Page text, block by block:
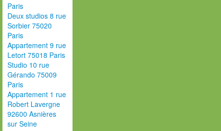
Paris
Deux studios 8 rue
Sorbier 75020
Paris
Appartement 9 rue
Letort 75018 Paris
Studio 10 rue
Gérando 75009
Paris
Appartement 1 rue
Robert Lavergne
92600 Asnières
sur Seine